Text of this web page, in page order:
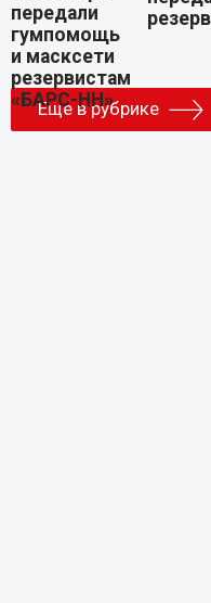
Еще в рубрике